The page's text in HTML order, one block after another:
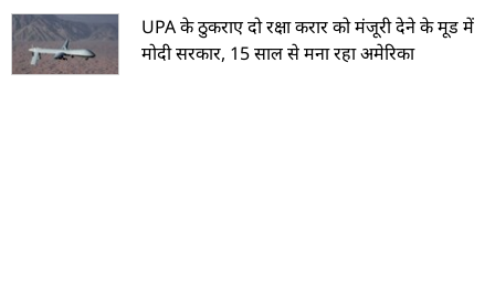
UPA के ठुकराए दो रक्षा करार को मंजूरी देने के मूड में
मोदी सरकार, 15 साल से मना रहा अमेरिका